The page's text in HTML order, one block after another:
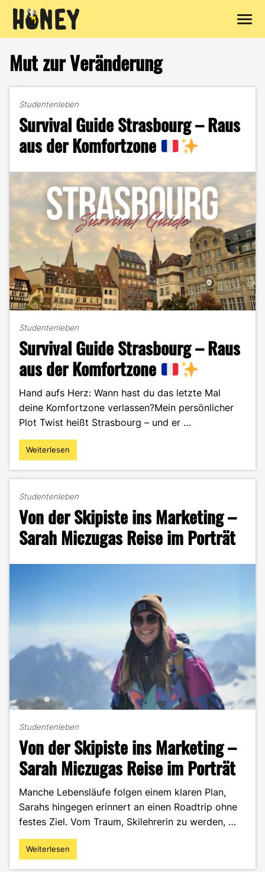
Inhalt
springen
Mut zur Veränderung
Studentenleben
Survival Guide Strasbourg – Raus
aus der Komfortzone
Studentenleben
Survival Guide Strasbourg – Raus
aus der Komfortzone
Hand aufs Herz: Wann hast du das letzte Mal
deine Komfortzone verlassen?Mein persönlicher
Plot Twist heißt Strasbourg – und er …
"Survival
Guide
Raus
aus
der
Komfortzone
Weiterlesen
Studentenleben
Von der Skipiste ins Marketing –
Sarah Miczugas Reise im Porträt
Studentenleben
Von der Skipiste ins Marketing –
Sarah Miczugas Reise im Porträt
Manche Lebensläufe folgen einem klaren Plan,
Sarahs hingegen erinnert an einen Roadtrip ohne
festes Ziel. Vom Traum, Skilehrerin zu werden, …
"Von
der
Weiterlesen